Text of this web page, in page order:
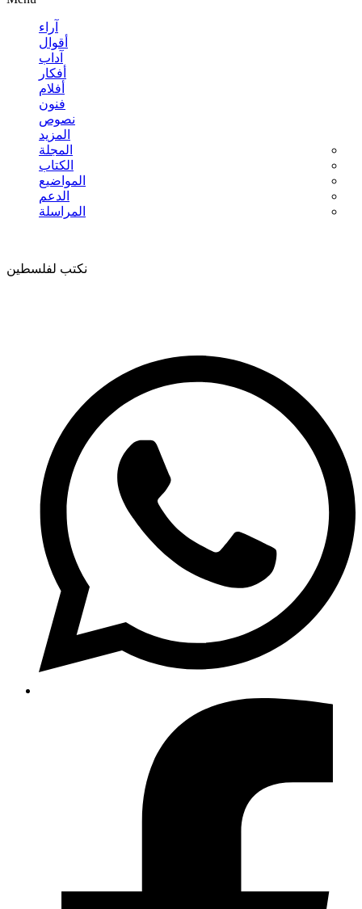
آراء
أقوال
آداب
أفكار
أفلام
فنون
نصوص
المزيد
المجلة
الكتاب
المواضيع
الدعم
المراسلة
نكتب لفلسطين